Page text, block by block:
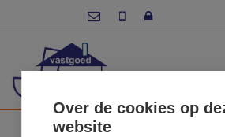
Over de cookies op
website